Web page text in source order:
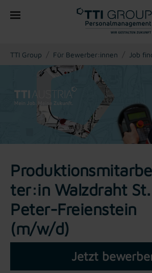
You are here:
TTI Group Für Bewerber:innen Job
ter:in Walzdraht St.
Peter-Freienstein
(m/w/d)
Jetzt